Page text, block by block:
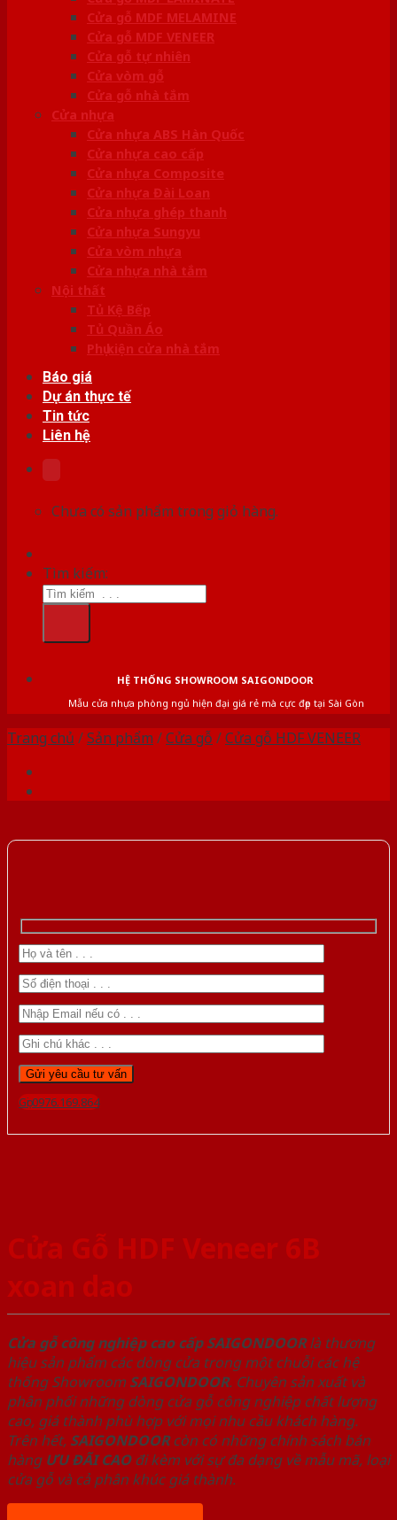
Cửa gỗ MDF MELAMINE
Cửa gỗ MDF VENEER
Cửa gỗ tự nhiên
Cửa vòm gỗ
Cửa gỗ nhà tắm
Cửa nhựa
Cửa nhựa ABS Hàn Quốc
Cửa nhựa cao cấp
Cửa nhựa Composite
Cửa nhựa Đài Loan
Cửa nhựa ghép thanh
Cửa nhựa Sungyu
Cửa vòm nhựa
Cửa nhựa nhà tắm
Nội thất
Tủ Kệ Bếp
Tủ Quần Áo
Phụ kiện cửa nhà tắm
Báo giá
Dự án thực tế
Tin tức
Liên hệ
Chưa có sản phẩm trong giỏ hàng.
Tìm kiếm:
HỆ THỐNG SHOWROOM SAIGONDOOR
Mẫu cửa nhựa phòng ngủ hiện đại giá rẻ mà cực đẹp tại Sài Gòn
Trang chủ /Sản phẩm /Cửa gỗ /Cửa gỗ HDF VENEER
Gọi 0976.169.864
Cửa Gỗ HDF Veneer 6B
xoan dao
Cửa gỗ công nghiệp cao cấp SAIGONDOORlà thương
hiệu sản phẩm các dòng cửa trong một chuỗi các hệ
thống Showroom SAIGONDOOR. Chuyên sản xuất và
phân phối những dòng cửa gỗ công nghiệp chất lượng
cao, giá thành phù hợp với mọi nhu cầu khách hàng.
Trên hết, SAIGONDOORcòn có những chính sách bán
hàng ƯU ĐÃI CAOđi kèm với sự đa dạng về mẫu mã, loại
cửa gỗ và cả phân khúc giá thành.